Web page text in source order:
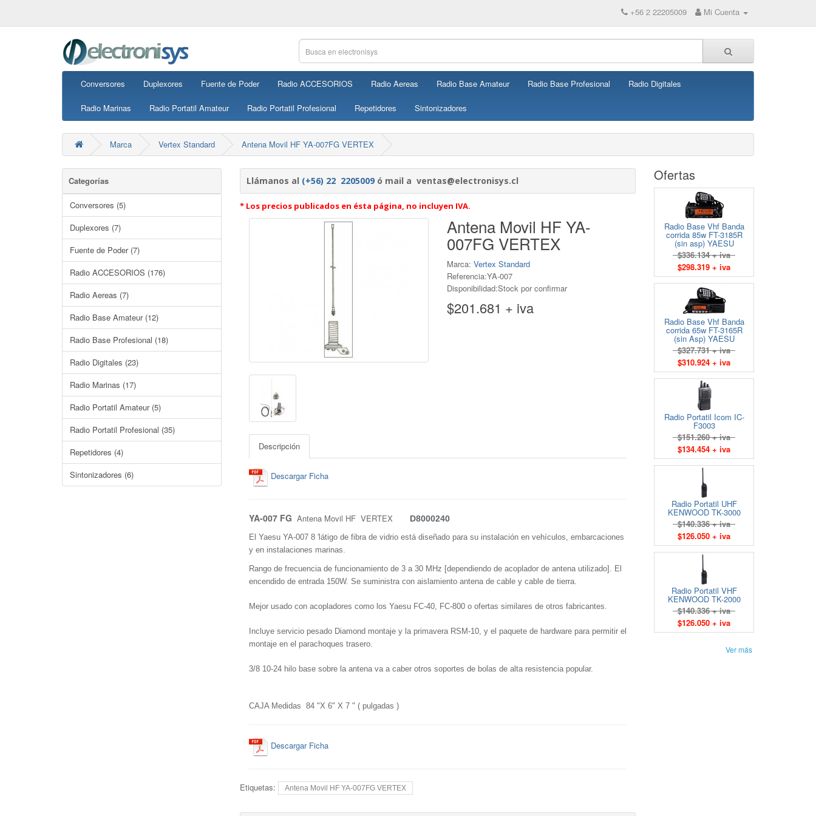
+56 2 22205009 Mi Cuenta
Conversores Duplexores Fuente de Poder Radio ACCESORIOS Radio Aereas Radio Base Amateur Radio Base Profesional Radio Digitales
Radio Marinas Radio Portatil Amateur Radio Portatil Profesional Repetidores Sintonizadores
Marca Vertex Standard Antena Movil HF YA-007FG VERTEX
Categorías
Conversores (5)
Duplexores (7)
Fuente de Poder (7)
Radio ACCESORIOS (176)
Radio Aereas (7)
Radio Base Amateur (12)
Radio Base Profesional (18)
Radio Digitales (23)
Radio Marinas (17)
Radio Portatil Amateur (5)
Radio Portatil Profesional (35)
Repetidores (4)
Sintonizadores (6)
Llámanos al (+56) 22 2205009ó mail a ventas@electronisys.cl
* Los precios publicados en ésta página, no incluyen IVA.
Antena Movil HF YA-
007FG VERTEX
Marca: Vertex Standard
Referencia:YA-007
Disponibilidad:Stock por confirmar
$201.681 + iva
Descripción
Descargar Ficha
YA-007 FG Antena Movil HF VERTEX D8000240
El Yaesu YA-007 8 'látigo de fibra de vidrio está diseñado para su instalación en vehículos, embarcaciones
y en instalaciones marinas.
Rango de frecuencia de funcionamiento de 3 a 30 MHz [dependiendo de acoplador de antena utilizado]. El
encendido de entrada 150W. Se suministra con aislamiento antena de cable y cable de tierra.
Mejor usado con acopladores como los Yaesu FC-40, FC-800 o ofertas similares de otros fabricantes.
Incluye servicio pesado Diamond montaje y la primavera RSM-10, y el paquete de hardware para permitir el
montaje en el parachoques trasero.
3/8 10-24 hilo base sobre la antena va a caber otros soportes de bolas de alta resistencia popular.
CAJA Medidas 84 "X 6" X 7 " ( pulgadas )
Descargar Ficha
Etiquetas: Antena Movil HF YA-007FG VERTEX
Ofertas
Radio Base Vhf Banda
corrida 85w FT-3185R
(sin asp) YAESU
$336.134 + iva
$298.319 + iva
Radio Base Vhf Banda
corrida 65w FT-3165R
(sin Asp) YAESU
$327.731 + iva
$310.924 + iva
Radio Portatil Icom IC-
F3003
$151.260 + iva
$134.454 + iva
Radio Portatil UHF
KENWOOD TK-3000
$140.336 + iva
$126.050 + iva
Radio Portatil VHF
KENWOOD TK-2000
$140.336 + iva
$126.050 + iva
Ver más